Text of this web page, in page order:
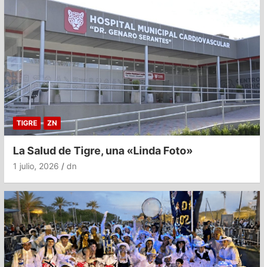
TIGRE ZN
La Salud de Tigre, una «Linda Foto»
1 julio, 2026 dn